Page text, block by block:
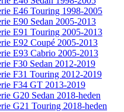
E46 Touring 1998-2005
E90 Sedan 2005-2013
E91 Touring 2005-2013
E92 Coupé 2005-2013
E93 Cabrio 2005-2013
F30 Sedan 2012-2019
F31 Touring 2012-2019
F34 GT 2013-2019
G20 Sedan 2018-heden
G21 Touring 2018-heden